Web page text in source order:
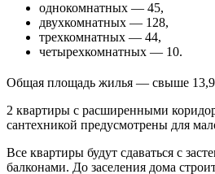
однокомнатных — 45,
двухкомнатных — 128,
трехкомнатных — 44,
четырехкомнатных — 10.
Общая площадь жилья — свыше
2 квартиры с расширенными
сантехникой предусмотрены для
Все квартиры будут сдаваться с
балконами. До заселения дома